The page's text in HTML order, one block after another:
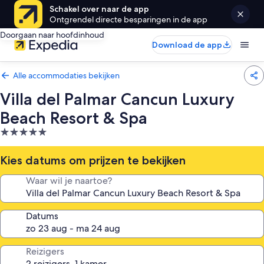
Schakel over naar de app
Ontgrendel directe besparingen in de app
Doorgaan naar hoofdinhoud
Download de app
Alle accommodaties bekijken
Villa del Palmar Cancun Luxury
Beach Resort & Spa
5.0-
sterrenaccommodatie
Kies datums om prijzen te bekijken
Waar wil je naartoe?
Datums
Reizigers